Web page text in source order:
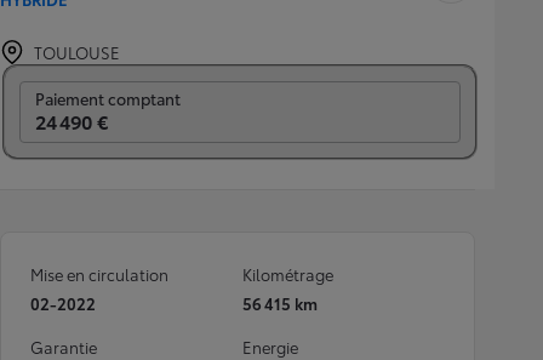
TOULOUSE
Paiement comptant
24 490 €
Mise en circulation
02-2022
Kilométrage
56 415 km
Garantie
Energie